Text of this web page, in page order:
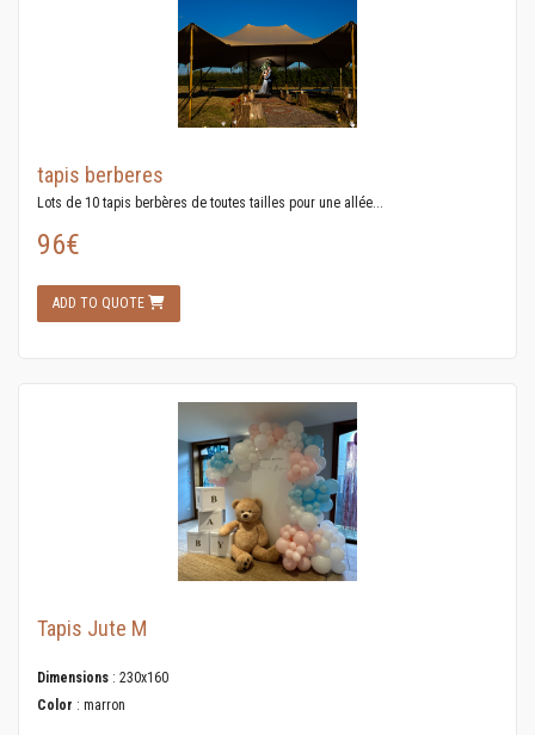
tapis berberes
Lots de 10 tapis berbères de toutes tailles pour une allée...
96€
ADD TO QUOTE
Tapis Jute M
Dimensions : 230x160
Color : marron